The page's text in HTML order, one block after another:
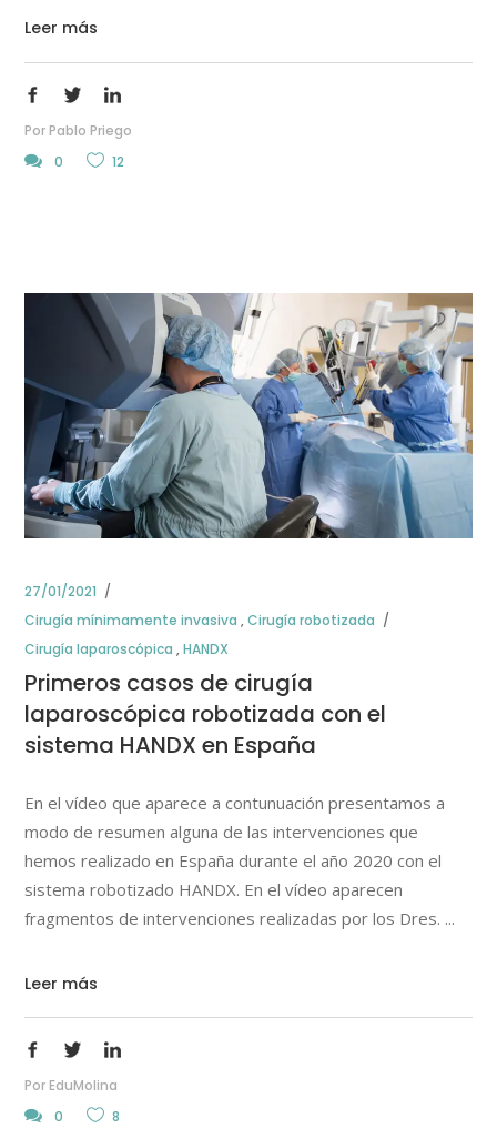
Leer más
Por Pablo Priego
0
12
27/01/2021
Cirugía mínimamente invasiva ,Cirugía robotizada
Cirugía laparoscópica ,HANDX
Primeros casos de cirugía
laparoscópica robotizada con el
sistema HANDX en España
En el vídeo que aparece a contunuación presentamos a
modo de resumen alguna de las intervenciones que
hemos realizado en España durante el año 2020 con el
sistema robotizado HANDX. En el vídeo aparecen
fragmentos de intervenciones realizadas por los Dres.
Leer más
Por EduMolina
0
8